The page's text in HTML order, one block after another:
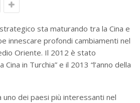
sta maturando tra la Cina e
innescare profondi cambiamenti nel
Oriente. Il 2012 è stato
Cina in Turchia” e il 2013 “l’anno della
uno dei paesi più interessanti nel